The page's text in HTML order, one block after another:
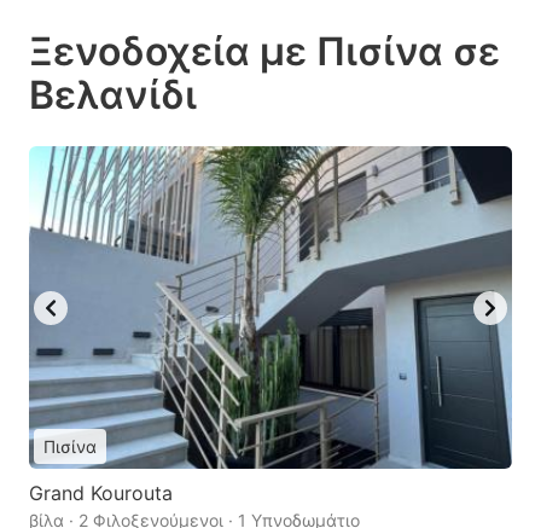
Ξενοδοχεία με Πισίνα σε
Βελανίδι
Πισίνα
Grand Kourouta
βίλα · 2 Φιλοξενούμενοι · 1 Υπνοδωμάτιο